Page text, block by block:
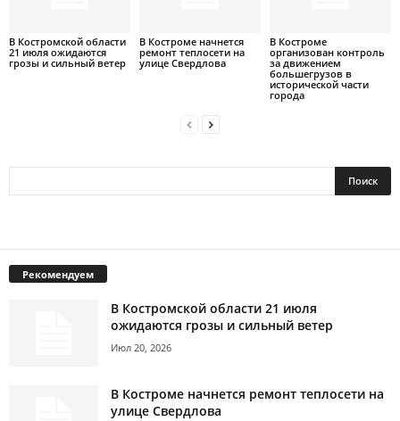
В Костромской области
21 июля ожидаются
грозы и сильный ветер
В Костроме начнется
ремонт теплосети на
улице Свердлова
В Костроме
организован контроль
за движением
большегрузов в
исторической части
города
Рекомендуем
В Костромской области 21 июля
ожидаются грозы и сильный ветер
Июл 20, 2026
В Костроме начнется ремонт теплосети на
улице Свердлова